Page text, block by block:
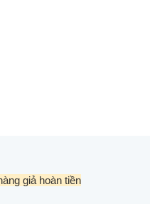
giả hoàn tiền